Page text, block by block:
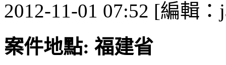
2012-11-01 07:52 [編輯：
案件地點: 福建省